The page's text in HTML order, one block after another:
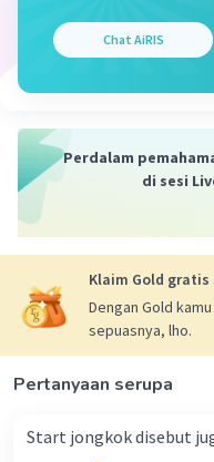
Chat AiRIS
Perdalam
di sesi
Klaim Gold gratis
Dengan Gold
sepuasnya, lho.
Pertanyaan serupa
Start jongkok disebut